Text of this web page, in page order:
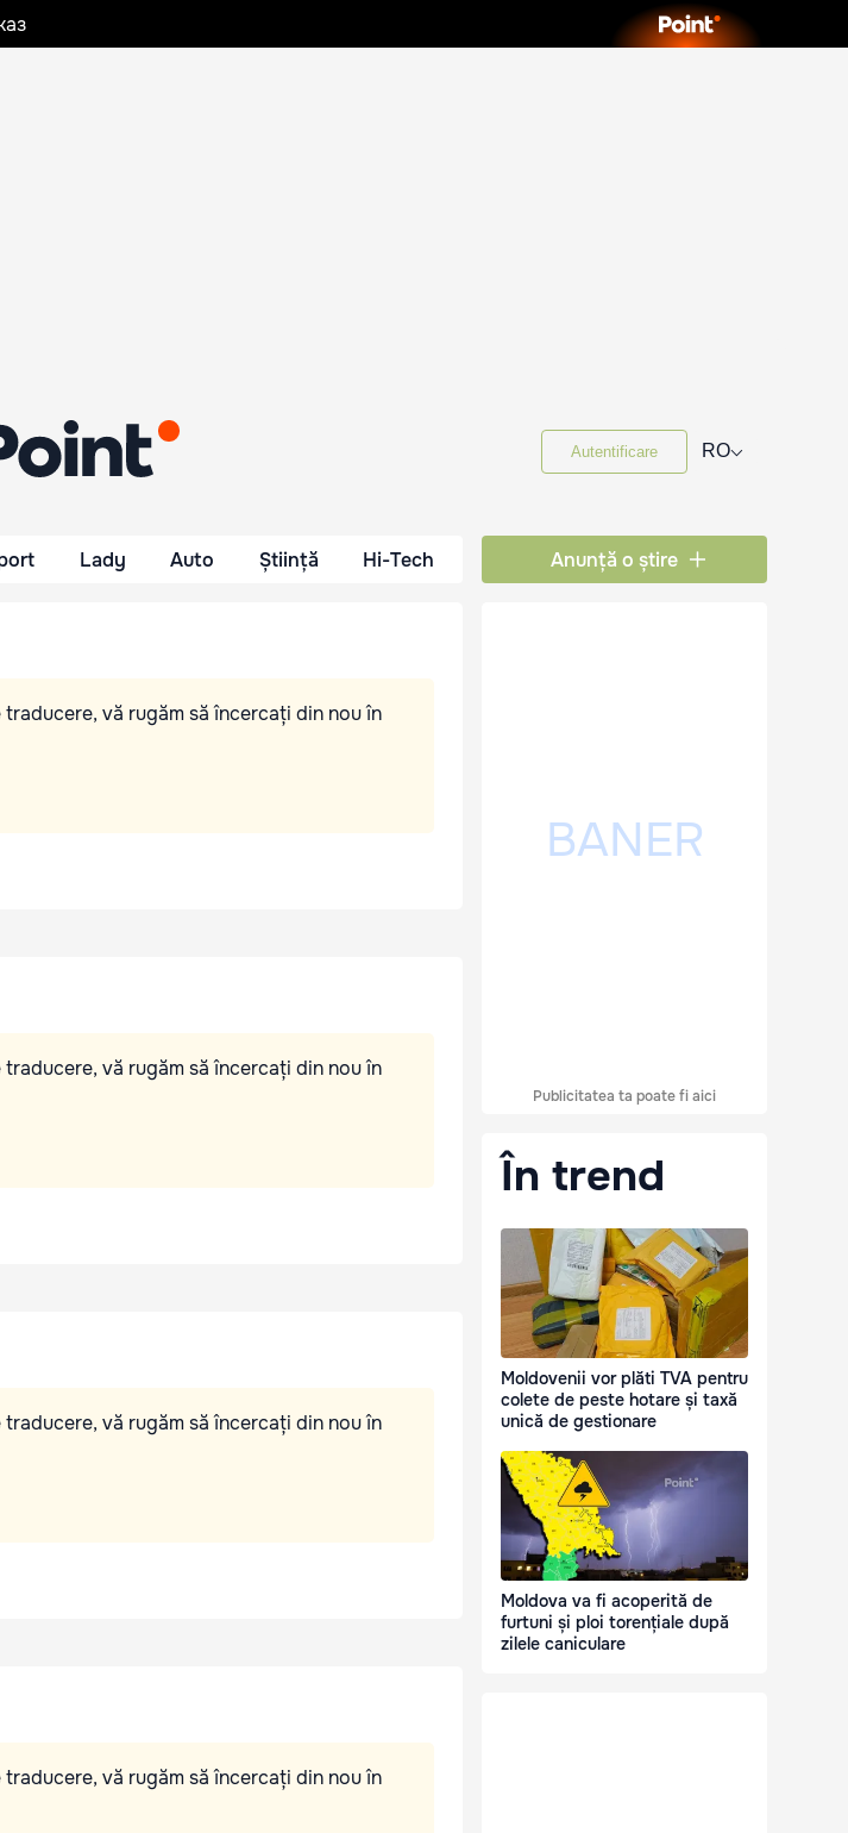
Autentificare RO⌵
Lady Auto Știință Hi-Tech Anunță o știre
vă rugăm să încercați din nou în
vă rugăm să încercați din nou în
vă rugăm să încercați din nou în
vă rugăm să încercați din nou în
Publicitatea ta poate fi aici
În trend
Moldovenii vor plăti TVA pentru
colete de peste hotare și taxă
unică de gestionare
Moldova va fi acoperită de
furtuni și ploi torențiale după
zilele caniculare